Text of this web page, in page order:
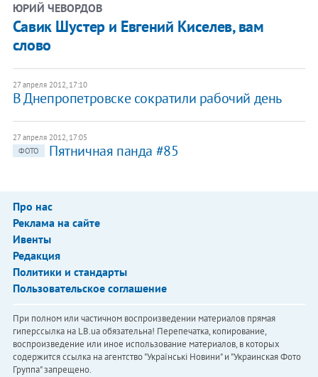
ЮРИЙ ЧЕВОРДОВ
Савик Шустер и Евгений Киселев, вам
слово
27 апреля 2012, 17:10
В Днепропетровске сократили рабочий день
27 апреля 2012, 17:05
ФОТО
Пятничная панда #85
Про нас
Реклама на сайте
Ивенты
Редакция
Политики и стандарты
Пользовательское соглашение
При полном или частичном воспроизведении материалов прямая
гиперссылка на LB.ua обязательна! Перепечатка, копирование,
воспроизведение или иное использование материалов, в которых
содержится ссылка на агентство "Українськi Новини" и "Украинская Фото
Группа" запрещено.